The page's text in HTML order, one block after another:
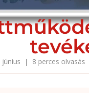
| 8 perces olvasás